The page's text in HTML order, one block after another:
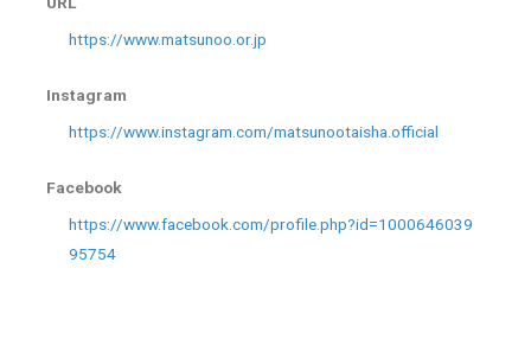
https://www.matsunoo.or.jp
Instagram
https://www.instagram.com/matsunootaisha.official
Facebook
https://www.facebook.com/profile.php?id=1000646039
95754